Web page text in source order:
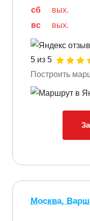
сб
вых.
вс
вых.
5 из 5
Построить
Москва,